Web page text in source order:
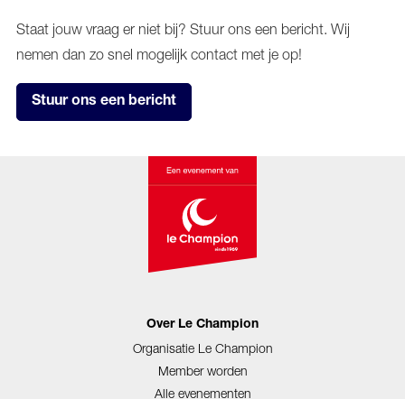
Staat jouw vraag er niet bij? Stuur ons een bericht. Wij
nemen dan zo snel mogelijk contact met je op!
Stuur ons een bericht
Over Le Champion
Organisatie Le Champion
Member worden
Alle evenementen